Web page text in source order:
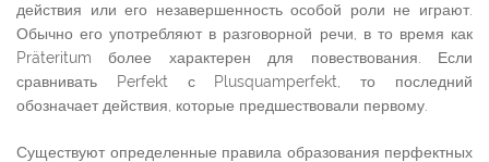
действия или его незавершенность особой роли не играют.
Обычно его употребляют в разговорной речи, в то время как
Präteritum более характерен для повествования. Если
сравнивать Perfekt с Plusquamperfekt, то последний
обозначает действия, которые предшествовали первому.
Существуют определенные правила образования перфектных